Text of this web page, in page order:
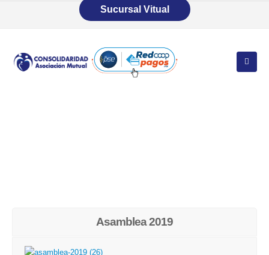
Sucursal Vitual
Asamblea 2019